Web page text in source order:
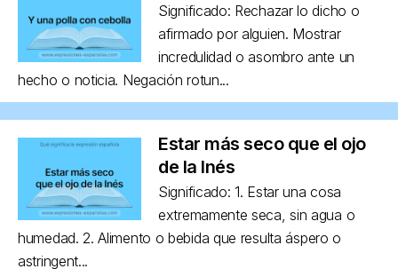
Significado: Rechazar lo dicho o
afirmado por alguien. Mostrar
incredulidad o asombro ante un
hecho o noticia. Negación rotun...
Estar más seco que el ojo
de la Inés
Significado: 1. Estar una cosa
extremamente seca, sin agua o
humedad. 2. Alimento o bebida que resulta áspero o
astringent...